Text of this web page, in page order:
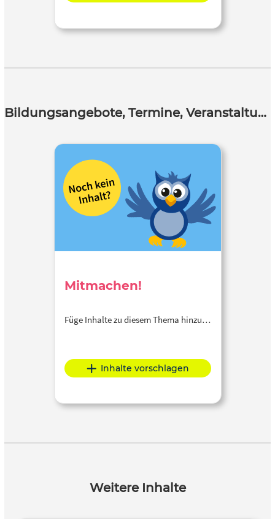
Bildungsangebote, Termine, Veranstaltungen
Mitmachen!
Füge Inhalte zu diesem Thema hinzu…
Inhalte vorschlagen
Weitere Inhalte